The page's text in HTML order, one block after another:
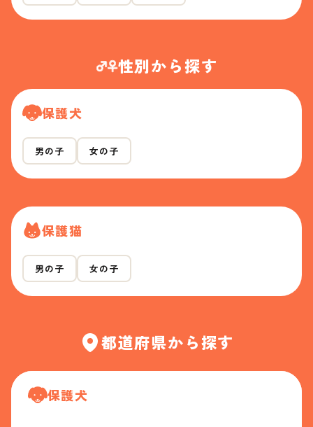
性別から探す
保護犬
男の子 女の子
保護猫
男の子 女の子
都道府県から探す
保護犬